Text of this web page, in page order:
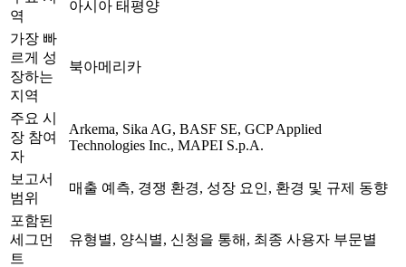
역
아시아 태평양
가장 빠
르게 성
장하는
지역
북아메리카
주요 시
장 참여
자
Arkema, Sika AG, BASF SE, GCP Applied
Technologies Inc., MAPEI S.p.A.
보고서
범위
매출 예측, 경쟁 환경, 성장 요인, 환경 및 규제 동향
포함된
세그먼
트
유형별, 양식별, 신청을 통해, 최종 사용자 부문별